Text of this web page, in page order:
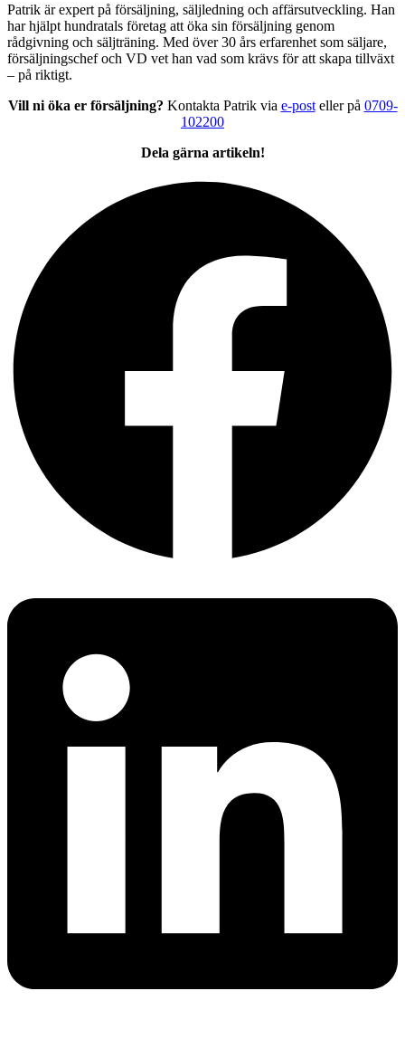
Patrik är expert på försäljning, säljledning och affärsutveckling. Han
har hjälpt hundratals företag att öka sin försäljning genom
rådgivning och säljträning. Med över 30 års erfarenhet som säljare,
försäljningschef och VD vet han vad som krävs för att skapa tillväxt
– på riktigt.
Vill ni öka er försäljning? Kontakta Patrik via e-posteller på 0709-
102200
Dela gärna artikeln!